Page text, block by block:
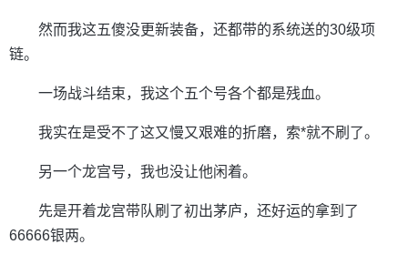
然而我这五傻没更新装备，还都带的系统送的30级项
链。
一场战斗结束，我这个五个号各个都是残血。
我实在是受不了这又慢又艰难的折磨，索*就不刷了。
另一个龙宫号，我也没让他闲着。
先是开着龙宫带队刷了初出茅庐，还好运的拿到了
66666银两。